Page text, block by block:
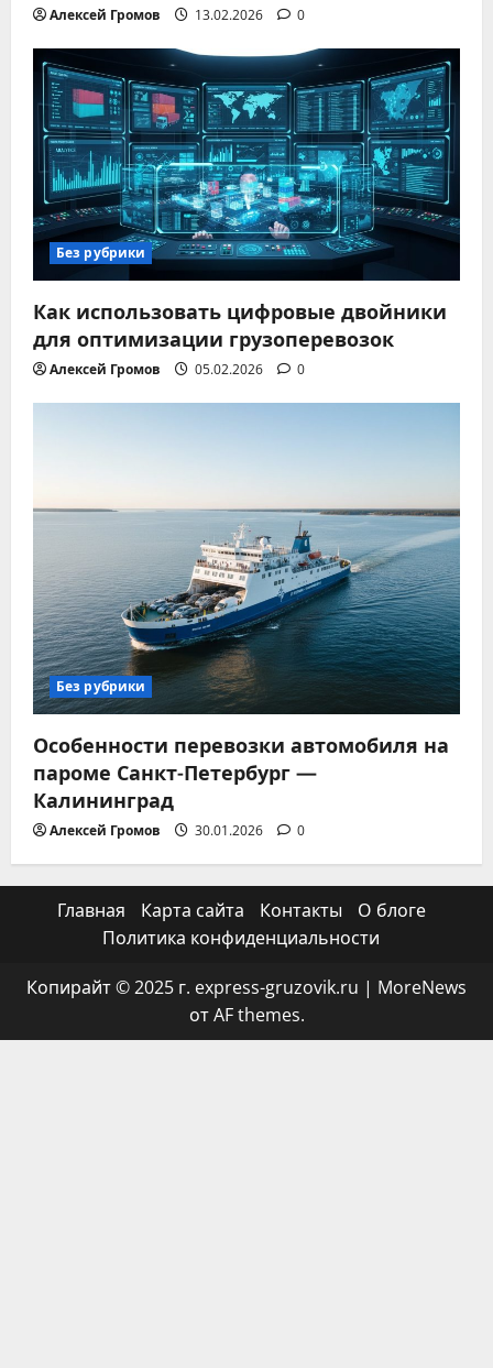
Алексей Громов 13.02.2026 0
Без рубрики
Как использовать цифровые двойники
для оптимизации грузоперевозок
Алексей Громов 05.02.2026 0
Без рубрики
Особенности перевозки автомобиля на
пароме Санкт-Петербург —
Калининград
Алексей Громов 30.01.2026 0
Главная Карта сайта Контакты
О блоге
Политика конфиденциальности
Копирайт © 2025 г. express-gruzovik.ru | MoreNews
от AF themes.